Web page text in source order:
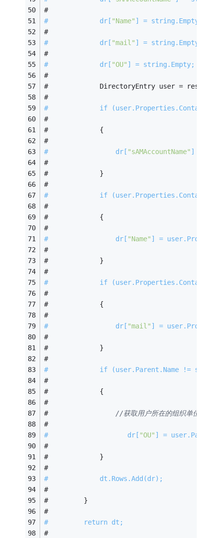
#
#             dr[ "Name" ] = string.Empty;
#
#             dr[ "mail" ] = string.Empty;
#
#             dr[ "OU" ] = string.Empty;
#
#             DirectoryEntry user =
#
# if (user.Properties.Contains(
#
#             {
#
#                 dr[ "sAMAccountName" ] =
#
#             }
#
# if (user.Properties.Contains(
#
#             {
#
#                 dr[ "Name" ] =
#
#             }
#
# if (user.Properties.Contains(
#
#             {
#
#                 dr[ "mail" ] =
#
#             }
#
# if (user.Parent.Name !=
#
#             {
#
# //获取用户所在的组织单位
#
#                    dr[ "OU" ] =
#
#             }
#
#             dt.Rows.Add(dr);
#
#         }
#
#         return dt;
#